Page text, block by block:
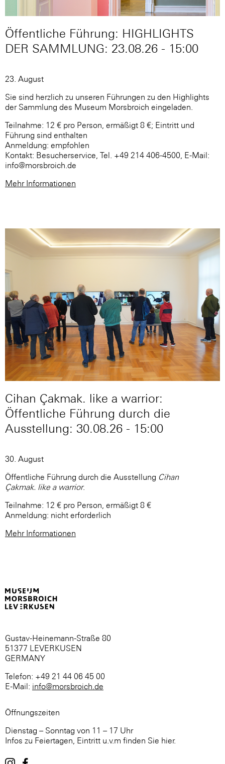
Öffentliche Führung: HIGHLIGHTS
DER SAMMLUNG: 23.08.26 - 15:00
23. August
Sie sind herzlich zu unseren Führungen zu den Highlights
der Sammlung des Museum Morsbroich eingeladen.
Teilnahme: 12 € pro Person, ermäßigt 8 €; Eintritt und
Führung sind enthalten
Anmeldung: empfohlen
Kontakt: Besucherservice, Tel. +49 214 406-4500, E-Mail:
info@morsbroich.de
Mehr Informationen
Cihan Çakmak. like a warrior:
Öffentliche Führung durch die
Ausstellung: 30.08.26 - 15:00
30. August
Öffentliche Führung durch die Ausstellung Cihan
Çakmak. like a warrior.
Teilnahme: 12 € pro Person, ermäßigt 8 €
Anmeldung: nicht erforderlich
Mehr Informationen
Gustav-Heinemann-Straße 80
51377 LEVERKUSEN
GERMANY
Telefon: +49 21 44 06 45 00
E-Mail: info@morsbroich.de
Öffnungszeiten
Dienstag – Sonntag von 11 – 17 Uhr
Infos zu Feiertagen, Eintritt u.v.m finden Sie hier.